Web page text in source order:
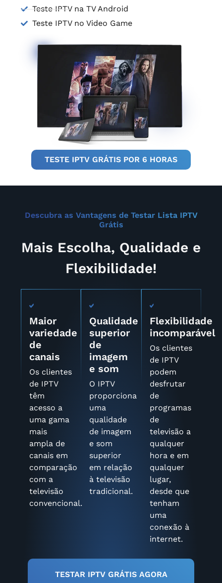
Teste IPTV na TV Android
Teste IPTV no Video Game
TESTE IPTV GRÁTIS POR 6 HORAS
Descubra as Vantagens de Testar Lista IPTV
Grátis
Mais Escolha, Qualidade e
Flexibilidade!
Maior
variedade
de
canais
Os clientes
de IPTV
têm
acesso a
uma gama
mais
ampla de
canais em
comparação
com a
televisão
convencional.
Qualidade
superior
de
imagem
e som
O IPTV
proporciona
uma
qualidade
de imagem
e som
superior
em relação
à televisão
tradicional.
Flexibilidade
incomparável
Os clientes
de IPTV
podem
desfrutar
de
programas
de
televisão a
qualquer
hora e em
qualquer
lugar,
desde que
tenham
uma
conexão à
internet.
TESTAR IPTV GRÁTIS AGORA